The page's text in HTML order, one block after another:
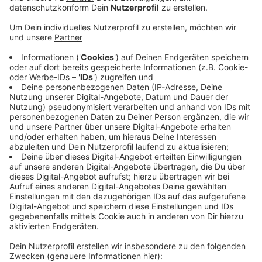
Die Experten haben insgesamt Fragebögen von über
630 Haushalten ausgewertet. Die meisten davon sind
Arbeitnehmer, die zu zweit oder zu dritt zu Hause
leben und nach Münster oder ins Ruhrgebiet zur Arbeit
pendeln. Von ihnen haben die meisten ein oder sogar
zwei Autos - aber nur jeder Zehnte hat ein Ticket für
den öffentlichen Nahverkehr. Denn: Die Haltestellen
seien zu weit entfernt und das Bahnangebot sei nicht
gut genug, um damit den Arbeitsplatz erreichen zu
können. Dagegen erreichen aber viele ihren
Arbeitsplatz schon mit dem Fahrrad. An diese
Ergebnisse knüpft die Gemeinde jetzt an und überlegt
zusammen mit den Experten, wo geeignete Standorte
für die Mobilstationen sein könnten und welche
Angebote es hier künftig geben soll.
Anzeige